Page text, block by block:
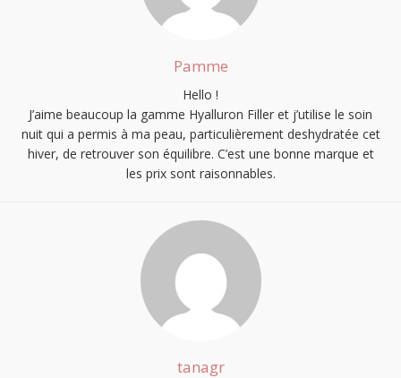
Pamme
Hello !
J’aime beaucoup la gamme Hyalluron Filler et j’utilise le soin
nuit qui a permis à ma peau, particulièrement deshydratée cet
hiver, de retrouver son équilibre. C’est une bonne marque et
les prix sont raisonnables.
tanagr